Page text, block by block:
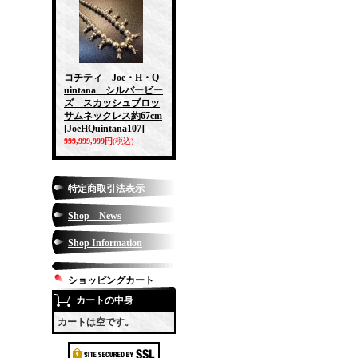
コチティ Joe・H・Q
uintana シルバービー
ズ スカッシュブロッ
サムネックレス約67cm
[JoeHQuintana107]
999,999,999円(税込)
特定商取引法表示
Shop News
Shop Information
ショッピングカート
カートの中身
カートは空です。